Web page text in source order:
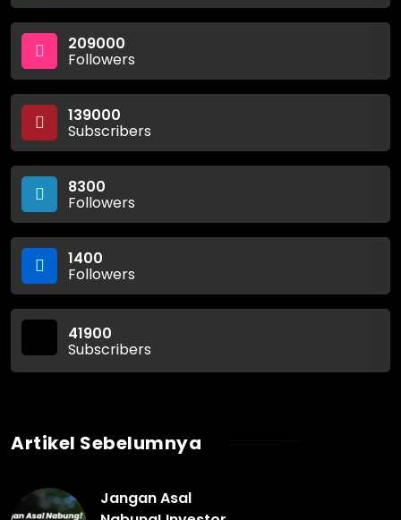
209000
Followers
139000
Subscribers
8300
Followers
1400
Followers
41900
Subscribers
Artikel Sebelumnya
Jangan Asal